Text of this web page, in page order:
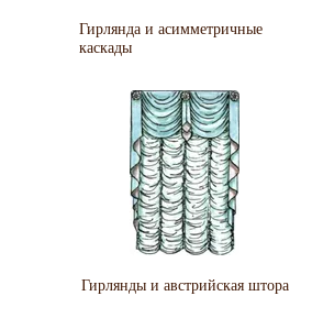
Гирлянда и асимметричные
каскады
Гирлянды и австрийская штора